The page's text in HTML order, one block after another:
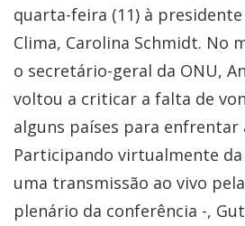
quarta-feira (11) à
Clima, Carolina Schmidt. No
o secretário-geral da ONU,
voltou a criticar a falta de
alguns países para enfrentar
Participando virtualmente da
uma transmissão ao vivo
plenário da conferência -,